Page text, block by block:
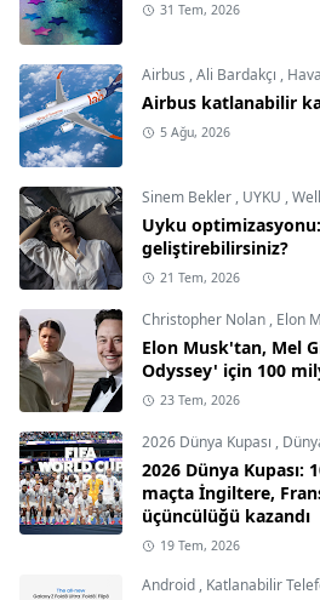
31 Tem, 2026
Airbus ,Ali Bardakçı ,
Airbus katlanabilir
5 Ağu, 2026
Sinem Bekler , UYKU ,
Uyku
geliştirebilirsiniz?
21 Tem, 2026
Christopher Nolan , Elon
Elon Musk'tan, Mel
Odyssey' için 100
23 Tem, 2026
2026 Dünya Kupası ,
2026 Dünya Kupası:
maçta İngiltere,
üçüncülüğü kazandı
19 Tem, 2026
Android , Katlanabilir